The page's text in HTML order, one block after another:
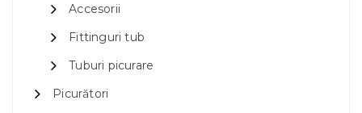
Accesorii
Fittinguri tub
Tuburi picurare
Picurători